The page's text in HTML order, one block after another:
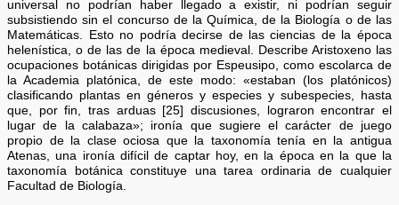
universal no podrían haber llegado a existir, ni podrían seguir
subsistiendo sin el concurso de la Química, de la Biología o de las
Matemáticas. Esto no podría decirse de las ciencias de la época
helenística, o de las de la época medieval. Describe Aristoxeno las
ocupaciones botánicas dirigidas por Espeusipo, como escolarca de
la Academia platónica, de este modo: «estaban (los platónicos)
clasificando plantas en géneros y especies y subespecies, hasta
que, por fin, tras arduas [25] discusiones, lograron encontrar el
lugar de la calabaza»; ironía que sugiere el carácter de juego
propio de la clase ociosa que la taxonomía tenía en la antigua
Atenas, una ironía difícil de captar hoy, en la época en la que la
taxonomía botánica constituye una tarea ordinaria de cualquier
Facultad de Biología.